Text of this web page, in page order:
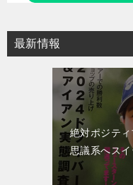
ー
シ
最新情報
絶対ポジテ
思議系へス